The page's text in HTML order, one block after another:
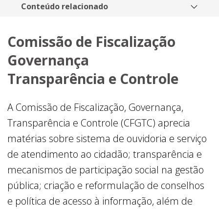
Conteúdo relacionado
Comissão de Fiscalização
Governança
Transparência e Controle
A Comissão de Fiscalização, Governança,
Transparência e Controle (CFGTC) aprecia
matérias sobre sistema de ouvidoria e serviço
de atendimento ao cidadão; transparência e
mecanismos de participação social na gestão
pública; criação e reformulação de conselhos
e política de acesso à informação, além de